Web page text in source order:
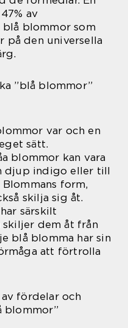
av
blå blommor som
på den universella
”blå blommor”
var och en
sätt.
blommor kan vara
djup indigo eller till
form,
skilja sig åt.
särskilt
dem åt från
blå blomma har sin
att förtrolla
fördelar och
blommor”